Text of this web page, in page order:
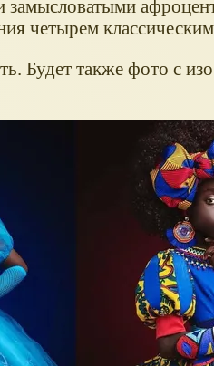
четырем
Будет также фото с